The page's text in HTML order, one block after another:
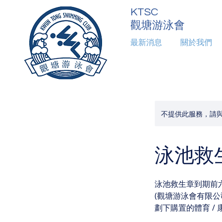
KTSC
觀塘游泳會
最新消息 關於我們
不提供此服務，請
泳池救
泳池救生章到期前
(觀塘游泳會有限
劃下購置的體育 /
最新消息 關於我們 本會活動 活